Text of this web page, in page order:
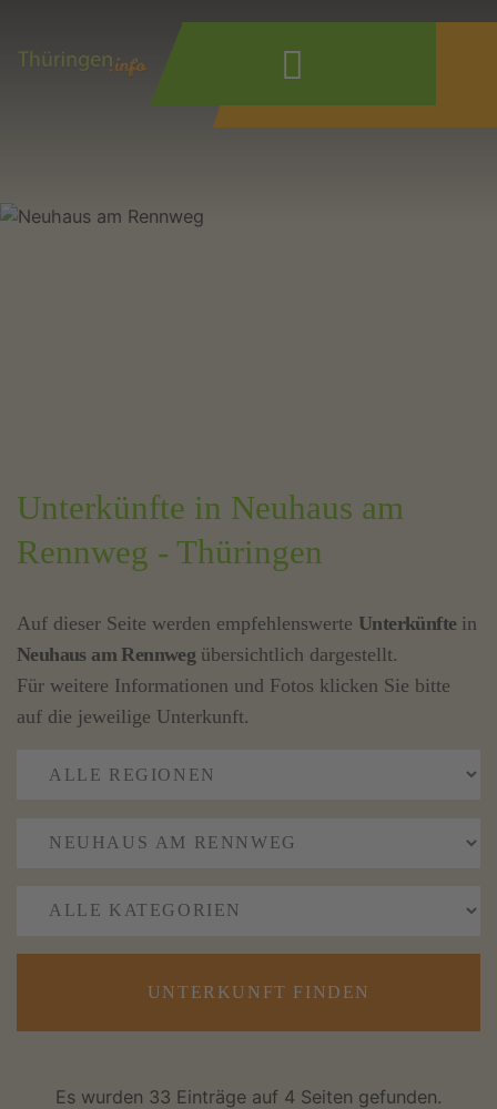
Wonach suchen
Unterkünfte in Neuhaus am
Rennweg - Thüringen
Auf dieser Seite werden empfehlenswerte Unterkünftein
Neuhaus am Rennweg übersichtlich dargestellt.
Für weitere Informationen und Fotos klicken Sie bitte
auf die jeweilige Unterkunft.
UNTERKUNFT FINDEN
Es wurden 33 Einträge auf 4 Seiten gefunden.